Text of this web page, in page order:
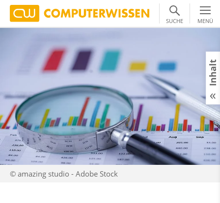
SUCHE MENÜ
© amazing studio - Adobe Stock
Inhalt